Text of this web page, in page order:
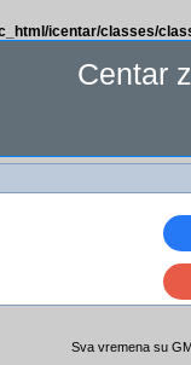
icentar/classes/
Centar
Sva vremena su